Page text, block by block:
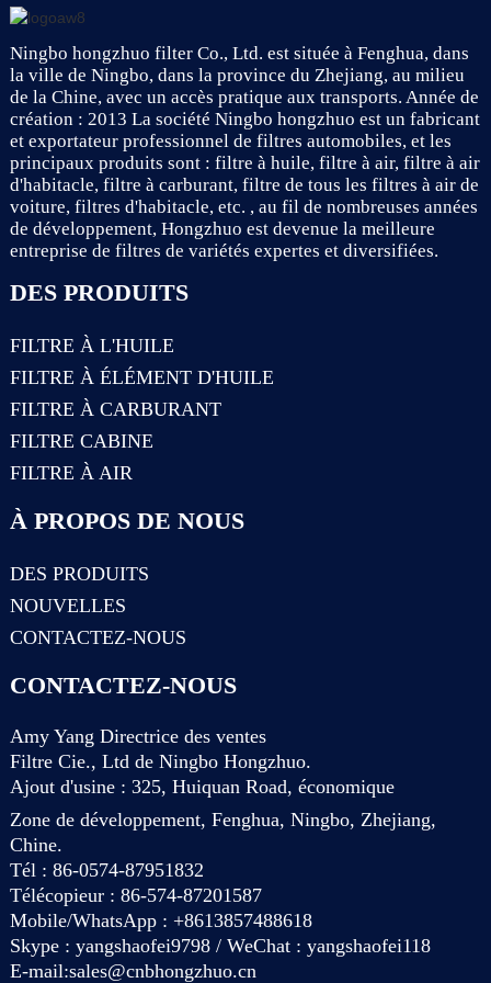
Ningbo hongzhuo filter Co., Ltd. est située à Fenghua, dans
la ville de Ningbo, dans la province du Zhejiang, au milieu
de la Chine, avec un accès pratique aux transports. Année de
création : 2013 La société Ningbo hongzhuo est un fabricant
et exportateur professionnel de filtres automobiles, et les
principaux produits sont : filtre à huile, filtre à air, filtre à air
d'habitacle, filtre à carburant, filtre de tous les filtres à air de
voiture, filtres d'habitacle, etc. , au fil de nombreuses années
de développement, Hongzhuo est devenue la meilleure
entreprise de filtres de variétés expertes et diversifiées.
DES PRODUITS
FILTRE À L'HUILE
FILTRE À ÉLÉMENT D'HUILE
FILTRE À CARBURANT
FILTRE CABINE
FILTRE À AIR
À PROPOS DE NOUS
DES PRODUITS
NOUVELLES
CONTACTEZ-NOUS
CONTACTEZ-NOUS
Amy Yang Directrice des ventes
Filtre Cie., Ltd de Ningbo Hongzhuo.
Ajout d'usine : 325, Huiquan Road, économique
Zone de développement, Fenghua, Ningbo, Zhejiang,
Chine.
Tél : 86-0574-87951832
Télécopieur : 86-574-87201587
Mobile/WhatsApp : +8613857488618
Skype : yangshaofei9798 / WeChat : yangshaofei118
E-mail:sales@cnbhongzhuo.cn